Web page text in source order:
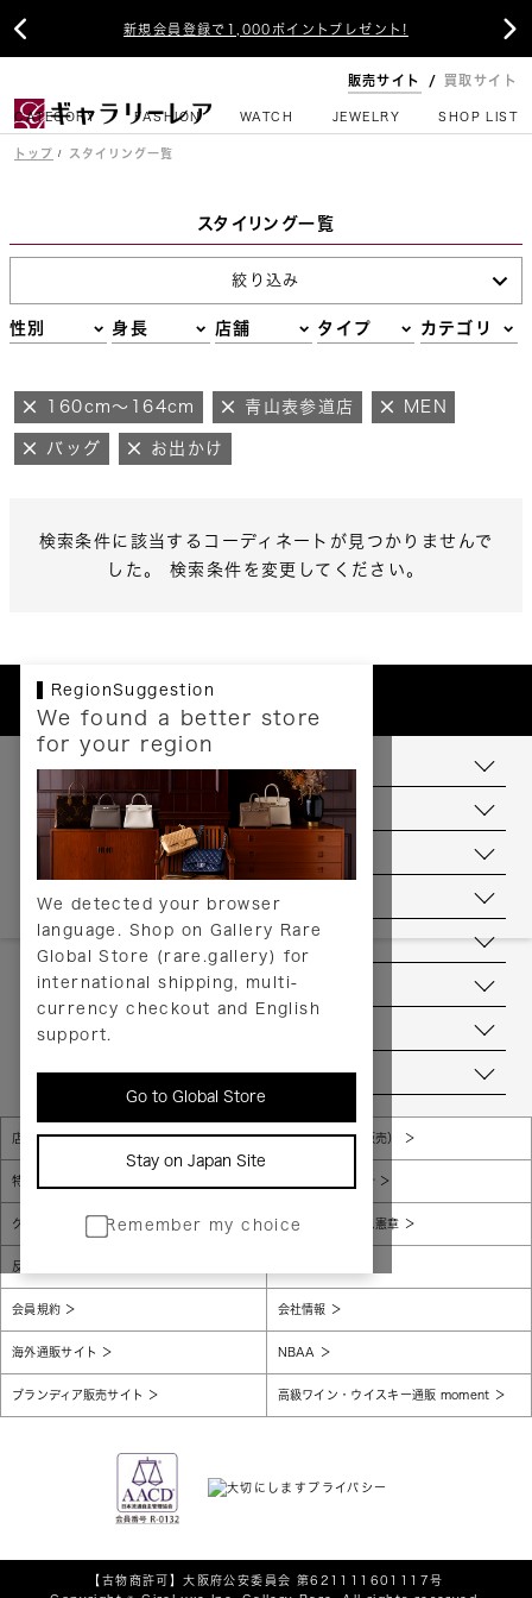
新規会員登録で1,000ポイントプレゼント!
 
販売サイト 買取サイト
CATEGORY FASHION WATCH JEWELRY SHOP LIST
トップ スタイリング一覧
スタイリング一覧
絞り込み
性別 身長 店舗 タイプ カテゴリ
160cm～164cm 青山表参道店 MEN
バッグ お出かけ
検索条件に該当するコーディネートが見つかりませんで
した。 検索条件を変更してください。
RegionSuggestion
We found a better store
for your region
We detected your browser
language. Shop on Gallery Rare
Global Store (rare.gallery) for
international shipping, multi-
currency checkout and English
support.
Go to Global Store
Stay on Japan Site
Remember my choice
お支払いについて
配送について
送料について
返品について
ヘルプ
お問い合わせ
当店について
店舗一覧 販売規約（店頭販売）
特定商取引法に基づく表示 個人情報保護方針
グローバルプライバシーポリシー コンプライアンス憲章
反社会的勢力に対する基本方針
会員規約 会社情報
海外通販サイト NBAA
ブランディア販売サイト 高級ワイン・ウイスキー通販 moment
【古物商許可】大阪府公安委員会 第621111601117号